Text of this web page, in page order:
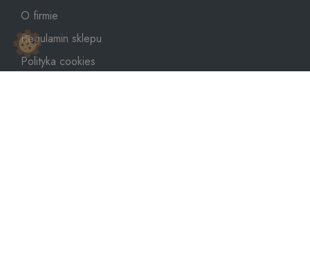
O firmie
Regulamin sklepu
Polityka cookies